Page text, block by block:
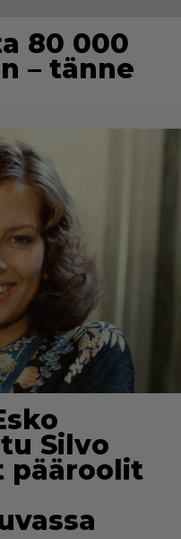
80 000
– tänne
Silvo
pääroolit